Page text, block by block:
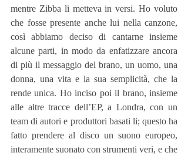
mentre Zibba li metteva in versi. Ho voluto
che fosse presente anche lui nella canzone,
così abbiamo deciso di cantarne insieme
alcune parti, in modo da enfatizzare ancora
di più il messaggio del brano, un uomo, una
donna, una vita e la sua semplicità, che la
rende unica. Ho inciso poi il brano, insieme
alle altre tracce dell’EP, a Londra, con un
team di autori e produttori basati li; questo ha
fatto prendere al disco un suono europeo,
interamente suonato con strumenti veri, e che